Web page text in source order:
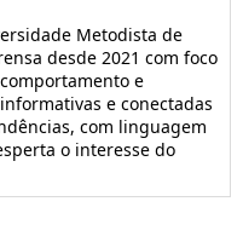
Metodista de
desde 2021 com foco
e
e conectadas
com linguagem
o interesse do